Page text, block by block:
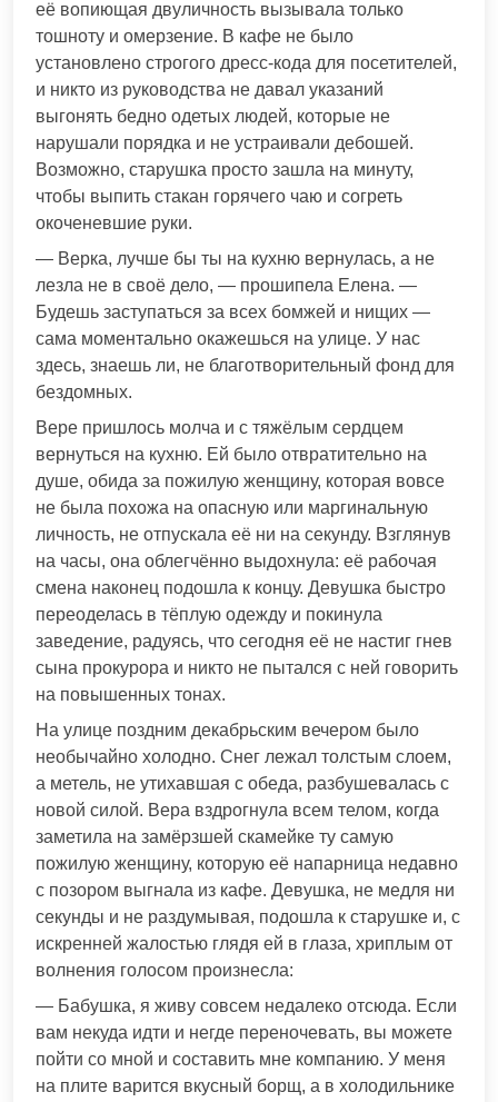
её вопиющая двуличность вызывала только
тошноту и омерзение. В кафе не было
установлено строгого дресс-кода для посетителей,
и никто из руководства не давал указаний
выгонять бедно одетых людей, которые не
нарушали порядка и не устраивали дебошей.
Возможно, старушка просто зашла на минуту,
чтобы выпить стакан горячего чаю и согреть
окоченевшие руки.
— Верка, лучше бы ты на кухню вернулась, а не
лезла не в своё дело, — прошипела Елена. —
Будешь заступаться за всех бомжей и нищих —
сама моментально окажешься на улице. У нас
здесь, знаешь ли, не благотворительный фонд для
бездомных.
Вере пришлось молча и с тяжёлым сердцем
вернуться на кухню. Ей было отвратительно на
душе, обида за пожилую женщину, которая вовсе
не была похожа на опасную или маргинальную
личность, не отпускала её ни на секунду. Взглянув
на часы, она облегчённо выдохнула: её рабочая
смена наконец подошла к концу. Девушка быстро
переоделась в тёплую одежду и покинула
заведение, радуясь, что сегодня её не настиг гнев
сына прокурора и никто не пытался с ней говорить
на повышенных тонах.
На улице поздним декабрьским вечером было
необычайно холодно. Снег лежал толстым слоем,
а метель, не утихавшая с обеда, разбушевалась с
новой силой. Вера вздрогнула всем телом, когда
заметила на замёрзшей скамейке ту самую
пожилую женщину, которую её напарница недавно
с позором выгнала из кафе. Девушка, не медля ни
секунды и не раздумывая, подошла к старушке и, с
искренней жалостью глядя ей в глаза, хриплым от
волнения голосом произнесла:
— Бабушка, я живу совсем недалеко отсюда. Если
вам некуда идти и негде переночевать, вы можете
пойти со мной и составить мне компанию. У меня
на плите варится вкусный борщ, а в холодильнике